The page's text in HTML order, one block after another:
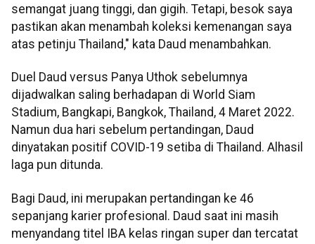
semangat juang tinggi, dan gigih. Tetapi, besok saya
pastikan akan menambah koleksi kemenangan saya
atas petinju Thailand," kata Daud menambahkan.
Duel Daud versus Panya Uthok sebelumnya
dijadwalkan saling berhadapan di World Siam
Stadium, Bangkapi, Bangkok, Thailand, 4 Maret 2022.
Namun dua hari sebelum pertandingan, Daud
dinyatakan positif COVID-19 setiba di Thailand. Alhasil
laga pun ditunda.
Bagi Daud, ini merupakan pertandingan ke 46
sepanjang karier profesional. Daud saat ini masih
menyandang titel IBA kelas ringan super dan tercatat